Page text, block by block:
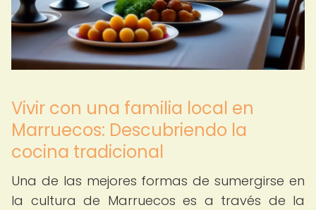
Vivir con una familia local en
Marruecos: Descubriendo la
cocina tradicional
Una de las mejores formas de sumergirse en
la cultura de Marruecos es a través de la